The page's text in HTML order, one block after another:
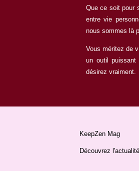
Que ce soit pour
entre vie
nous sommes là
Vous méritez de
un outil
désirez vraiment.
KeepZen Mag
Découvrez